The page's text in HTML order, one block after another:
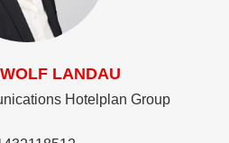
LANDAU
Hotelplan Group